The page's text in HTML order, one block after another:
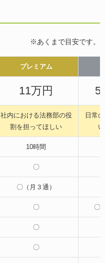
※あくまで目安です。
プレミアム
11万円 5
社内における法務部の役
割を担ってほしい
日常
10時間
〇
〇（月３通）
〇 〇
〇
〇